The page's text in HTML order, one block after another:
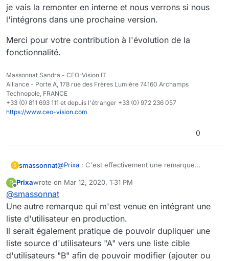
Je m'explique : dans cas d'une multitude de liste
utilisateurs, si les administrateurs changent ou sont
amenés à être modifiés "fréquemment", il faut aller dans
administrateurs... C'est fastidieux et long.
Alors que si on pouvait ajouter une liste d'utilisateurs
suffirait simplement de modifier les membres de la liste
d'utilisateurs ADMIN pour que celle-ci hérite des droits
sur la liste d'utilisateurs.
je vais la remonter en interne et nous verrons si nous
l'intégrons dans une prochaine version.
Merci pour votre contribution à l'évolution de la
fonctionnalité.
Massonnat Sandra - CEO-Vision IT
Alliance - Porte A, 178 rue des Frères Lumière 74160 Archamps
Technopole, FRANCE
+33 (0) 811 693 111 et depuis l'étranger +33 (0) 972 236 057
https://www.ceo-vision.com
0
S smassonnat@Prixa : C'est effectivement une remarque
nous verrons si nous l'intégrons dans une
prochaine version.
Merci pour votre contribution à l'évolution de la
fonctionnalité.
P Prixawrote on Mar 12, 2020, 1:31 PM
last edited by PrixaMar 12, 2020, 2:33 PM
@smassonnat
Une autre remarque qui m'est venue en intégrant une
liste d'utilisateur en production.
Il serait également pratique de pouvoir dupliquer une
liste source d'utilisateurs "A" vers une liste cible
d'utilisateurs "B" afin de pouvoir modifier (ajouter ou